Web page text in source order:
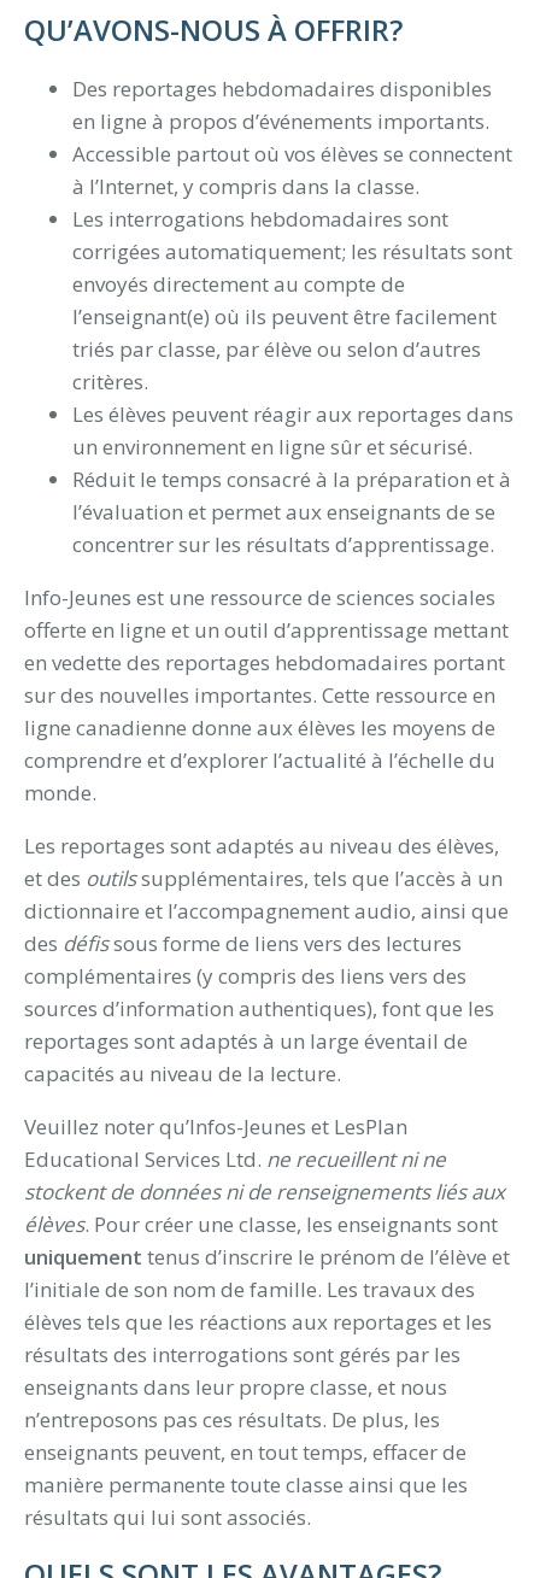
QU’AVONS-NOUS À OFFRIR?
Des reportages hebdomadaires disponibles
en ligne à propos d’événements importants.
Accessible partout où vos élèves se connectent
à l’Internet, y compris dans la classe.
Les interrogations hebdomadaires sont
corrigées automatiquement; les résultats sont
envoyés directement au compte de
l’enseignant(e) où ils peuvent être facilement
triés par classe, par élève ou selon d’autres
critères.
Les élèves peuvent réagir aux reportages dans
un environnement en ligne sûr et sécurisé.
Réduit le temps consacré à la préparation et à
l’évaluation et permet aux enseignants de se
concentrer sur les résultats d’apprentissage.
Info-Jeunes est une ressource de sciences sociales
offerte en ligne et un outil d’apprentissage mettant
en vedette des reportages hebdomadaires portant
sur des nouvelles importantes. Cette ressource en
ligne canadienne donne aux élèves les moyens de
comprendre et d’explorer l’actualité à l’échelle du
monde.
Les reportages sont adaptés au niveau des élèves,
et des outilssupplémentaires, tels que l’accès à un
dictionnaire et l’accompagnement audio, ainsi que
des défissous forme de liens vers des lectures
complémentaires (y compris des liens vers des
sources d’information authentiques), font que les
reportages sont adaptés à un large éventail de
capacités au niveau de la lecture.
Veuillez noter qu’Infos-Jeunes et LesPlan
Educational Services Ltd. ne recueillent ni ne
stockent de données ni de renseignements liés aux
élèves. Pour créer une classe, les enseignants sont
uniquement tenus d’inscrire le prénom de l’élève et
l’initiale de son nom de famille. Les travaux des
élèves tels que les réactions aux reportages et les
résultats des interrogations sont gérés par les
enseignants dans leur propre classe, et nous
n’entreposons pas ces résultats. De plus, les
enseignants peuvent, en tout temps, effacer de
manière permanente toute classe ainsi que les
résultats qui lui sont associés.